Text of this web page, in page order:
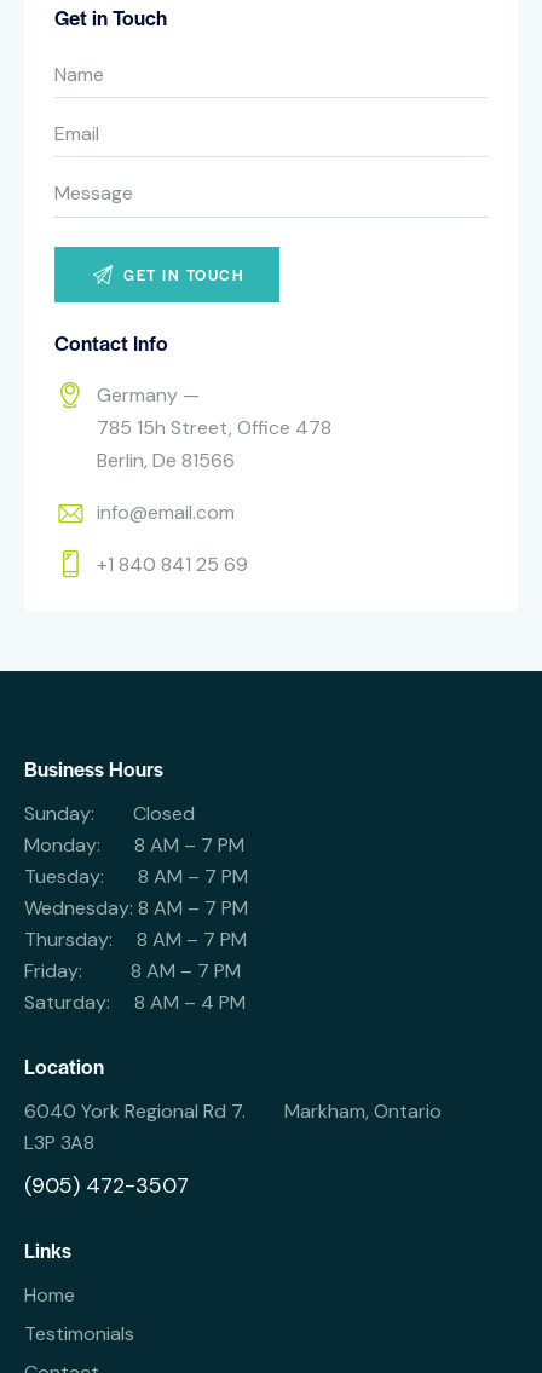
Get in Touch
Contact Info
Germany —
785 15h Street, Office 478
Berlin, De 81566
info@email.com
+1 840 841 25 69
Business Hours
Sunday: Closed
Monday: 8 AM – 7 PM
Tuesday: 8 AM – 7 PM
Wednesday: 8 AM – 7 PM
Thursday: 8 AM – 7 PM
Friday: 8 AM – 7 PM
Saturday: 8 AM – 4 PM
Location
6040 York Regional Rd 7. Markham, Ontario
L3P 3A8
(905) 472-3507
Links
Home
Testimonials